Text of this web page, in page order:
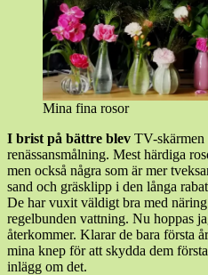
Mina fina rosor
I brist på bättre blev TV-skärmen
renässansmålning. Mest härdiga
men också några som är mer
sand och gräsklipp i den långa
De har vuxit väldigt bra med
regelbunden vattning. Nu hoppas
återkommer. Klarar de bara första
mina knep för att skydda dem
inlägg om det.